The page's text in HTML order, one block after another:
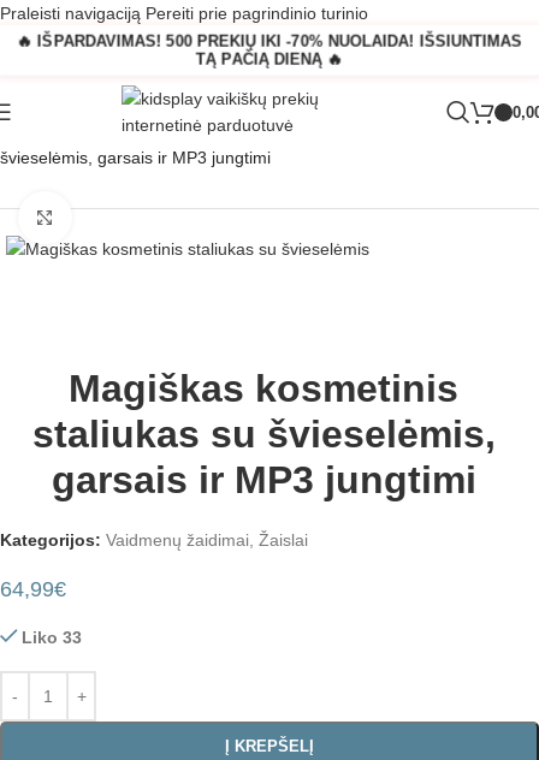
Praleisti navigaciją Pereiti prie pagrindinio turinio
🔥 IŠPARDAVIMAS! 500 PREKIŲ IKI -70% NUOLAIDA! IŠSIUNTIMAS
TĄ PAČIĄ DIENĄ 🔥
Parduotuvė»Magiškas kosmetinis staliukas su
švieselėmis, garsais ir MP3 jungtimi
Magiškas kosmetinis
staliukas su švieselėmis,
garsais ir MP3 jungtimi
Kategorijos: Vaidmenų žaidimai, Žaislai
64,99€
Liko 33
Į KREPŠELĮ